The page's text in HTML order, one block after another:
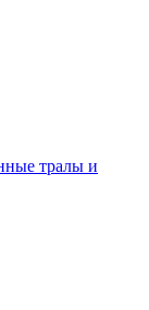
тралы и